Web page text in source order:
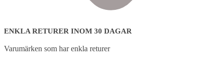
ENKLA RETURER INOM 30 DAGAR
Varumärken som har enkla returer